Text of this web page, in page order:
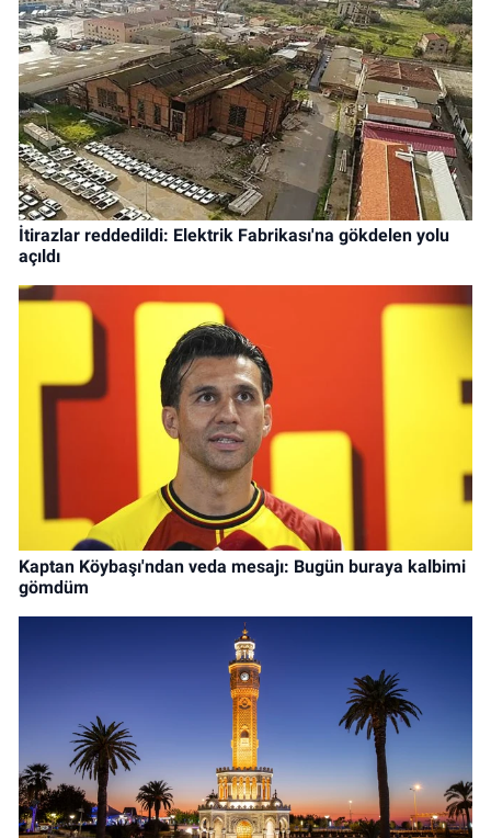
İtirazlar reddedildi: Elektrik Fabrikası'na gökdelen yolu
açıldı
Kaptan Köybaşı'ndan veda mesajı: Bugün buraya kalbimi
gömdüm